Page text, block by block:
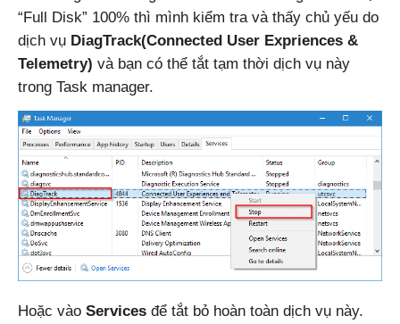
“Full Disk” 100% thì mình kiểm tra và thấy chủ yếu do
dịch vụ DiagTrack(Connected User Expriences &
Telemetry) và bạn có thể tắt tạm thời dịch vụ này
trong Task manager.
Hoặc vào Services để tắt bỏ hoàn toàn dịch vụ này.